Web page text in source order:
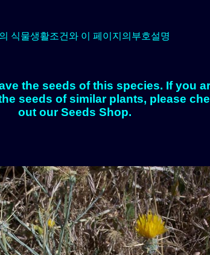
식물생활조건와 이 페이지의부호설명
the seeds of this species. If you
seeds of similar plants, please
out our Seeds Shop.